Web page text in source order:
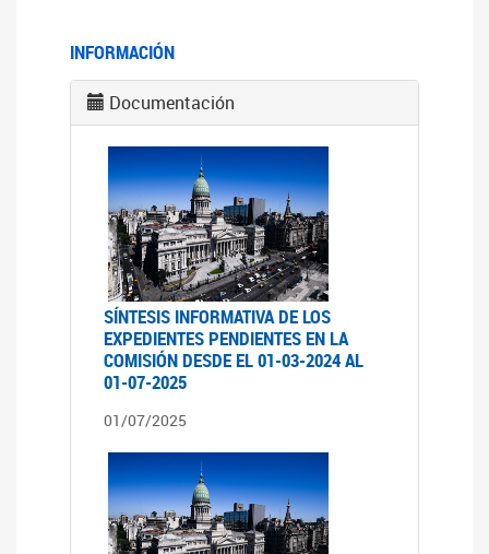
INFORMACIÓN
Documentación
SÍNTESIS INFORMATIVA DE LOS
EXPEDIENTES PENDIENTES EN LA
COMISIÓN DESDE EL 01-03-2024 AL
01-07-2025
01/07/2025